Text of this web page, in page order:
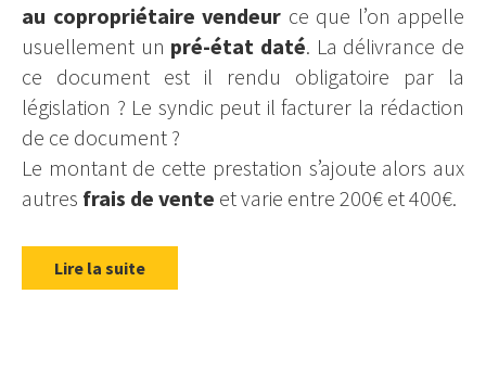
au copropriétaire vendeur ce que l’on appelle
usuellement un pré-état daté. La délivrance de
ce document est il rendu obligatoire par la
législation ? Le syndic peut il facturer la rédaction
de ce document ?
Le montant de cette prestation s’ajoute alors aux
autres frais de vente et varie entre 200€ et 400€.
Lire la suite